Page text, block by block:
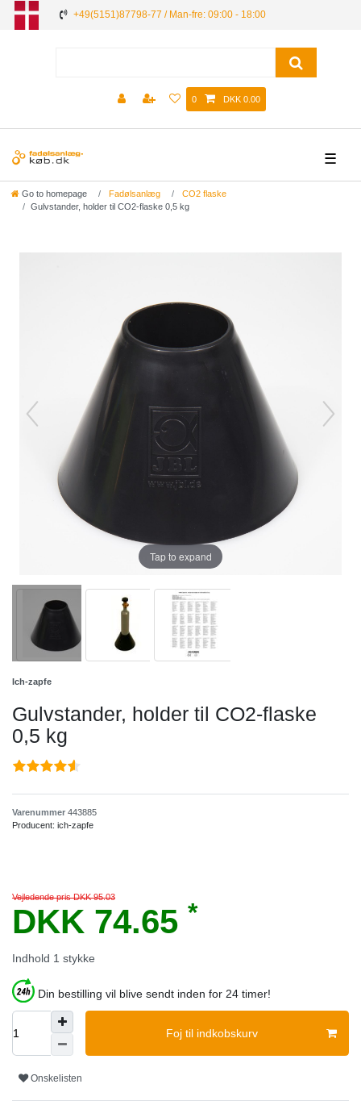
+49(5151)87798-77 / Man-fre: 09:00 - 18:00
0 DKK 0.00
☰
Go to homepage Fadølsanlæg
CO2 flaske
Gulvstander, holder til CO2-flaske 0,5 kg
Tap to expand
Ich-zapfe
Gulvstander, holder til CO2-flaske
0,5 kg
Varenummer 443885
Producent: ich-zapfe
Vejledende pris DKK 95.03
DKK 74.65 *
Indhold 1 stykke
Din bestilling vil blive sendt inden for 24 timer!
Foj til indkobskurv
Onskelisten